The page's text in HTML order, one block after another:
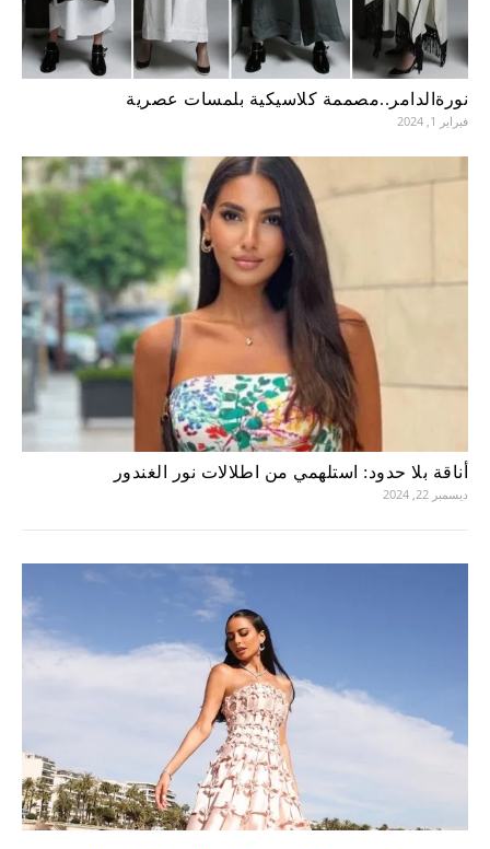
نورةالدامر..مصممة كلاسيكية بلمسات عصرية
فبراير 1, 2024
أناقة بلا حدود: استلهمي من اطلالات نور الغندور
ديسمبر 22, 2024